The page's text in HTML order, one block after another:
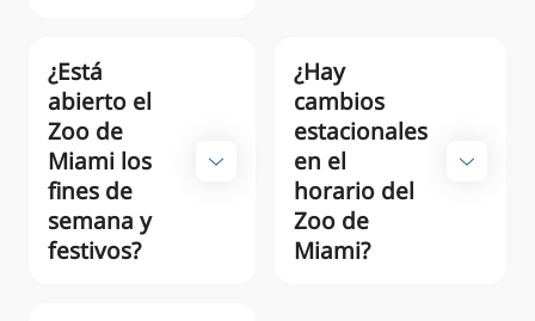
¿Está
abierto el
Zoo de
Miami los
fines de
semana y
festivos?
¿Hay
cambios
estacionales
en el
horario del
Zoo de
Miami?